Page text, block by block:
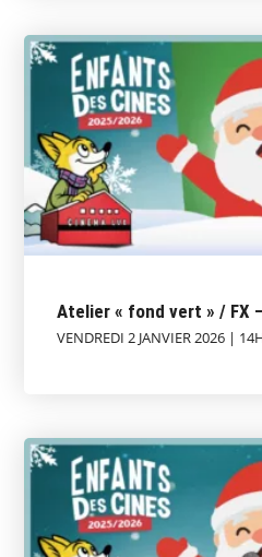
Atelier « fond vert » / FX
VENDREDI 2 JANVIER 2026 |